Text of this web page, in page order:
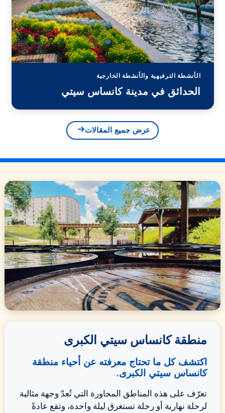
الأنشطة الترفيهية والأنشطة الخارجية
الحدائق في مدينة كانساس سيتي
عرض جميع المقالات
منطقة كانساس سيتي الكبرى
اكتشف كل ما تحتاج معرفته عن أحياء منطقة
كانساس سيتي الكبرى.
تعرّف على هذه المناطق المجاورة التي تُعدّ وجهة مثالية
لرحلة نهارية أو رحلة تستغرق ليلة واحدة، وتقع عادةً